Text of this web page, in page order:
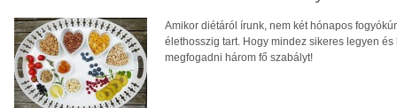
Amikor diétáról írunk, nem két hónapos
élethosszig tart. Hogy mindez sikeres legyen
megfogadni három fő szabályt!